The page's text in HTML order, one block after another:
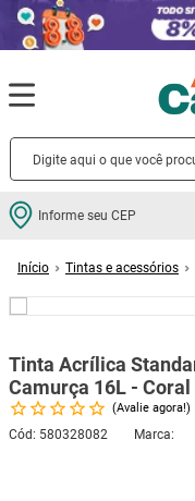
Informe seu CEP
Tintas e acessórios
Tinta Acrílica
Camurça 16L - Coral
Avalie agora!
Cód: 580328082
Termos mais buscados
2º porcelanato
porta
6º vaso sanitário